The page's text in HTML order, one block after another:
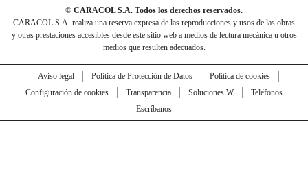
© CARACOL S.A. Todos los derechos reservados.
CARACOL S.A. realiza una reserva expresa de las reproducciones y usos de las obras
y otras prestaciones accesibles desde este sitio web a medios de lectura mecánica u otros
medios que resulten adecuados.
Aviso legal Política de Protección de Datos
Política de cookies
Configuración de cookies
Transparencia Soluciones W
Teléfonos
Escríbanos